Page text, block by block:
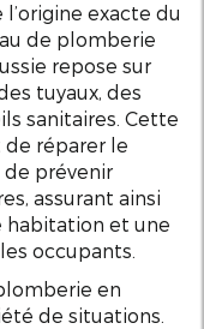
exacte du
de plomberie
repose sur
tuyaux, des
sanitaires. Cette
réparer le
prévenir
assurant ainsi
habitation et une
occupants.
en
de situations.